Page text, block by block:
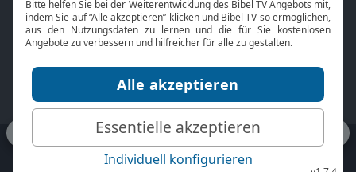
Über uns
Jobs
Mediadaten
Kontakt
TV-Empfang
bibeltv.de: Impressum
Datenschutz
Nutzungsbedingungen
Fakten Bibel TV App